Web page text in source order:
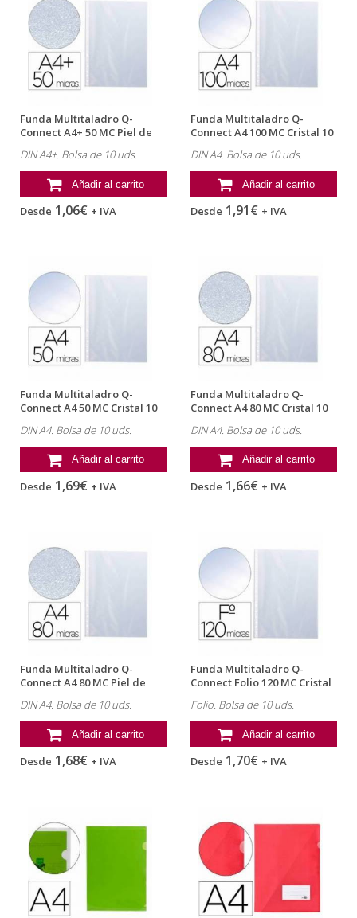
Funda Multitaladro Q-
Connect A4+ 50 MC Piel de
DIN A4+. Bolsa de 10 uds.
Añadir al carrito
Desde 1,06€ + IVA
Funda Multitaladro Q-
Connect A4 100 MC Cristal 10
DIN A4. Bolsa de 10 uds.
Añadir al carrito
Desde 1,91€ + IVA
Funda Multitaladro Q-
Connect A4 50 MC Cristal 10
DIN A4. Bolsa de 10 uds.
Añadir al carrito
Desde 1,69€ + IVA
Funda Multitaladro Q-
Connect A4 80 MC Cristal 10
DIN A4. Bolsa de 10 uds.
Añadir al carrito
Desde 1,66€ + IVA
Funda Multitaladro Q-
Connect A4 80 MC Piel de
DIN A4. Bolsa de 10 uds.
Añadir al carrito
Desde 1,68€ + IVA
Funda Multitaladro Q-
Connect Folio 120 MC Cristal
Folio. Bolsa de 10 uds.
Añadir al carrito
Desde 1,70€ + IVA